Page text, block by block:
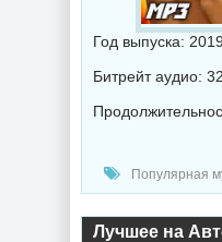
Год выпуска: 2019
Битрейт аудио:
Популярная музыка / Drum and Bass /